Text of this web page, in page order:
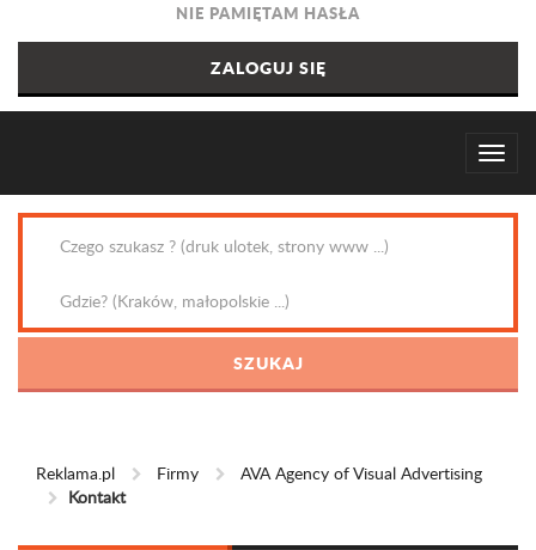
NIE PAMIĘTAM HASŁA
Reklama.pl Firmy
AVA Agency of Visual Advertising
Kontakt